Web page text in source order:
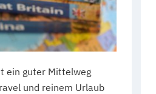
ein guter Mittelweg
und reinem Urlaub